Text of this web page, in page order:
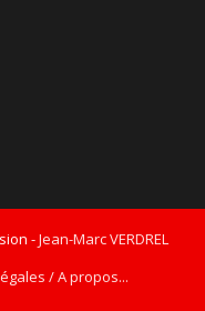
-Jean-Marc VERDREL
/ A propos...